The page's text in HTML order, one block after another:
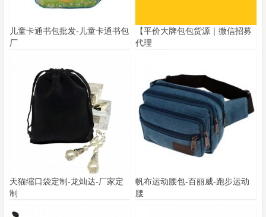
儿童卡通书包批发-儿童卡通书包
厂
【平价大牌包包货源｜微信招募
代理
天猫缩口袋定制-龙灿达-厂家定
制
帆布运动腰包-百丽威-跑步运动
腰